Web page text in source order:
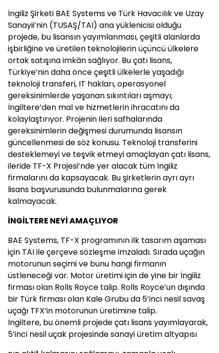
İngiliz Şirketi BAE Systems ve Türk Havacılık ve Uzay
Sanayii’nin (TUSAŞ/TAI) ana yüklenicisi olduğu
projede, bu lisansın yayımlanması, çeşitli alanlarda
işbirliğine ve üretilen teknolojilerin üçüncü ülkelere
ortak satışına imkân sağlıyor. Bu çatı lisans,
Türkiye’nin daha önce çeşitli ülkelerle yaşadığı
teknoloji transferi, IT hakları, operasyonel
gereksinimlerde yaşanan sıkıntıları aşmayı;
İngiltere’den mal ve hizmetlerin ihracatını da
kolaylaştırıyor. Projenin ileri safhalarında
gereksinimlerin değişmesi durumunda lisansın
güncellenmesi de söz konusu. Teknoloji transferini
desteklemeyi ve teşvik etmeyi amaçlayan çatı lisans,
ileride TF-X Projesi’nde yer alacak tüm İngiliz
firmalarını da kapsayacak. Bu şirketlerin ayrı ayrı
lisans başvurusunda bulunmalarına gerek
kalmayacak.
İNGİLTERE NEYİ AMAÇLIYOR
BAE Systems, TF-X programının ilk tasarım aşaması
için TAI ile çerçeve sözleşme imzaladı. Sırada uçağın
motorunun seçimi ve bunu hangi firmanın
üstleneceği var. Motor üretimi için de yine bir İngiliz
firması olan Rolls Royce talip. Rolls Royce’un dışında
bir Türk firması olan Kale Grubu da 5’inci nesil savaş
uçağı TFX’in motorunun üretimine talip.
İngiltere, bu önemli projede çatı lisans yayımlayarak,
5’inci nesil uçak projesinde sanayi üretim altyapısı